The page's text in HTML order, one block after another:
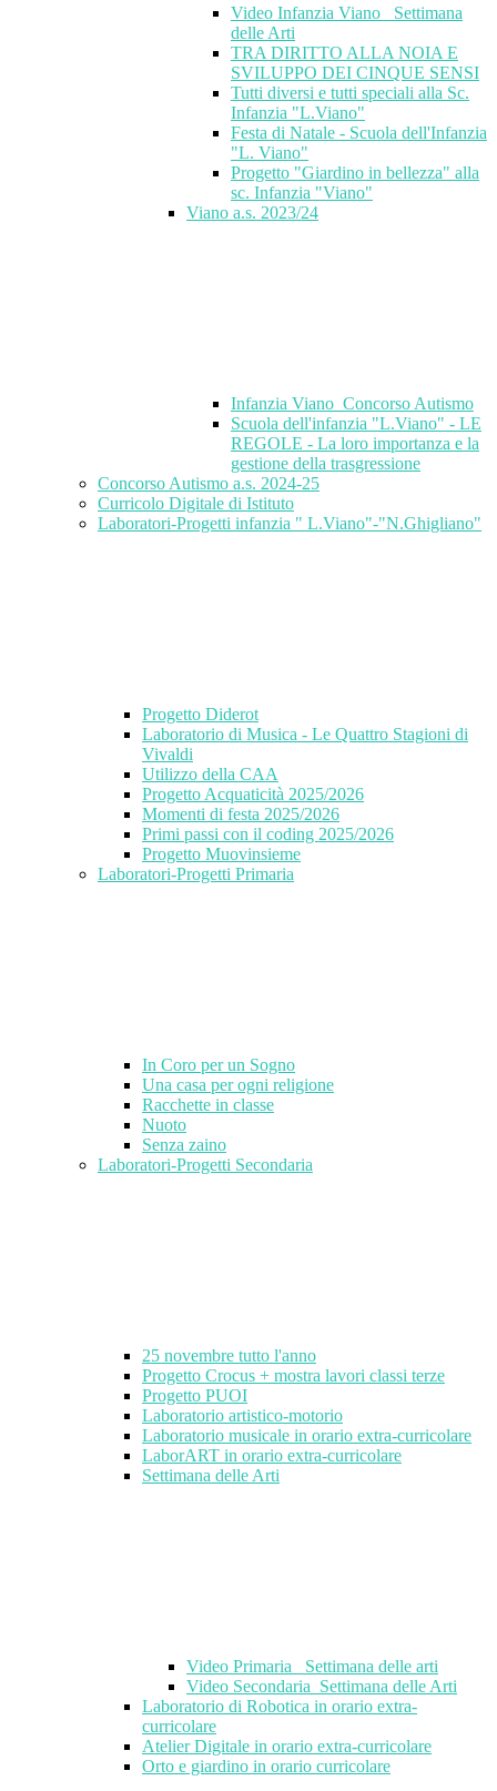
Video Infanzia Viano_ Settimana
delle Arti
TRA DIRITTO ALLA NOIA E
SVILUPPO DEI CINQUE SENSI
Tutti diversi e tutti speciali alla Sc.
Infanzia "L.Viano"
Festa di Natale - Scuola dell'Infanzia
"L. Viano"
Progetto "Giardino in bellezza" alla
sc. Infanzia "Viano"
Viano a.s. 2023/24
Infanzia Viano_Concorso Autismo
Scuola dell'infanzia "L.Viano" - LE
REGOLE - La loro importanza e la
gestione della trasgressione
Concorso Autismo a.s. 2024-25
Curricolo Digitale di Istituto
Laboratori-Progetti infanzia " L.Viano"-"N.Ghigliano"
Progetto Diderot
Laboratorio di Musica - Le Quattro Stagioni di
Vivaldi
Utilizzo della CAA
Progetto Acquaticità 2025/2026
Momenti di festa 2025/2026
Primi passi con il coding 2025/2026
Progetto Muovinsieme
Laboratori-Progetti Primaria
In Coro per un Sogno
Una casa per ogni religione
Racchette in classe
Nuoto
Senza zaino
Laboratori-Progetti Secondaria
25 novembre tutto l'anno
Progetto Crocus + mostra lavori classi terze
Progetto PUOI
Laboratorio artistico-motorio
Laboratorio musicale in orario extra-curricolare
LaborART in orario extra-curricolare
Settimana delle Arti
Video Primaria_ Settimana delle arti
Video Secondaria_Settimana delle Arti
Laboratorio di Robotica in orario extra-
curricolare
Atelier Digitale in orario extra-curricolare
Orto e giardino in orario curricolare